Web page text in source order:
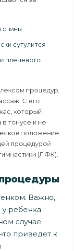
спины
сутулится
плечевого
процедур,
С его
который
тонусе и не
положение.
процедурой
(ЛФК).
Важно,
ребенка
случае
приведет к